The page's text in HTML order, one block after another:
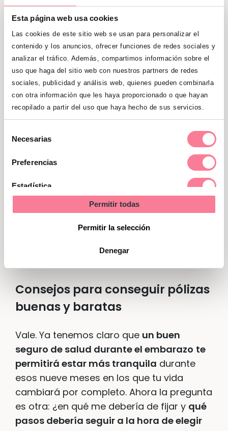
Esta página web usa cookies
Las cookies de este sitio web se usan para personalizar el
contenido y los anuncios, ofrecer funciones de redes sociales y
analizar el tráfico. Además, compartimos información sobre el
uso que haga del sitio web con nuestros partners de redes
sociales, publicidad y análisis web, quienes pueden combinarla
con otra información que les haya proporcionado o que hayan
recopilado a partir del uso que haya hecho de sus servicios.
Necesarias
Preferencias
Estadística
Permitir todas
Permitir la selección
Denegar
el acompañante cuando llega el
momento del parto. El traslado en
ambulancia y, sobre todo, el poder
disponer de una habitación privada
con cama para el acompañante y
baño privado, suponen una
comodidad extra que no se tiene en
los hospitales públicos.
Consejos para conseguir pólizas
buenas y baratas
Vale. Ya tenemos claro que un buen
seguro de salud durante el embarazo te
permitirá estar más tranquila durante
esos nueve meses en los que tu vida
cambiará por completo. Ahora la pregunta
es otra: ¿en qué me debería de fijar y qué
pasos debería seguir a la hora de elegir